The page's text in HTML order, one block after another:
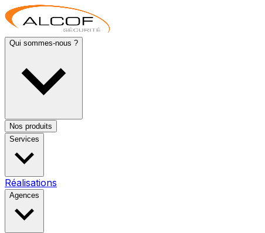
Qui sommes-nous ?
Nos produits
Services
Réalisations
Agences